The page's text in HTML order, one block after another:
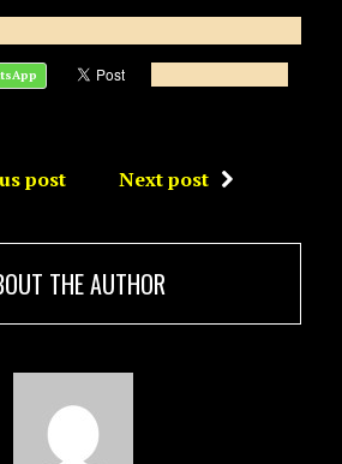
post Next post
THE AUTHOR